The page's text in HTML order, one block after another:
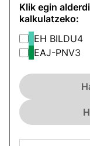
Klik egin
kalkulatzeko:
EH BILDU4
EAJ-PNV3